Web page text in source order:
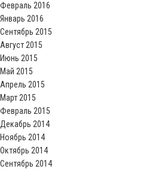
Февраль 2016
Январь 2016
Сентябрь 2015
Август 2015
Июнь 2015
Май 2015
Апрель 2015
Март 2015
Февраль 2015
Декабрь 2014
Ноябрь 2014
Октябрь 2014
Сентябрь 2014